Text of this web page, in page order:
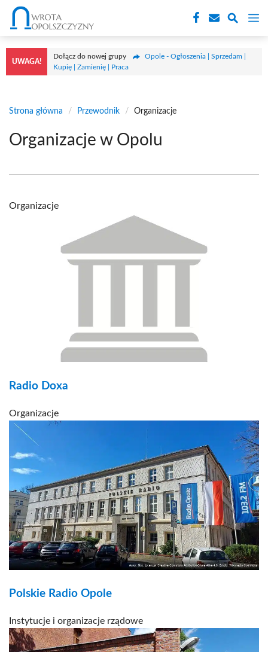
Przejdź
treści
UWAGA!
Dołącz do nowej grupy
Opole - Ogłoszenia | Sprzedam |
Kupię | Zamienię | Praca
Strona główna / Przewodnik / Organizacje
Organizacje w Opolu
Organizacje
Radio Doxa
Organizacje
Polskie Radio Opole
Instytucje i organizacje rządowe